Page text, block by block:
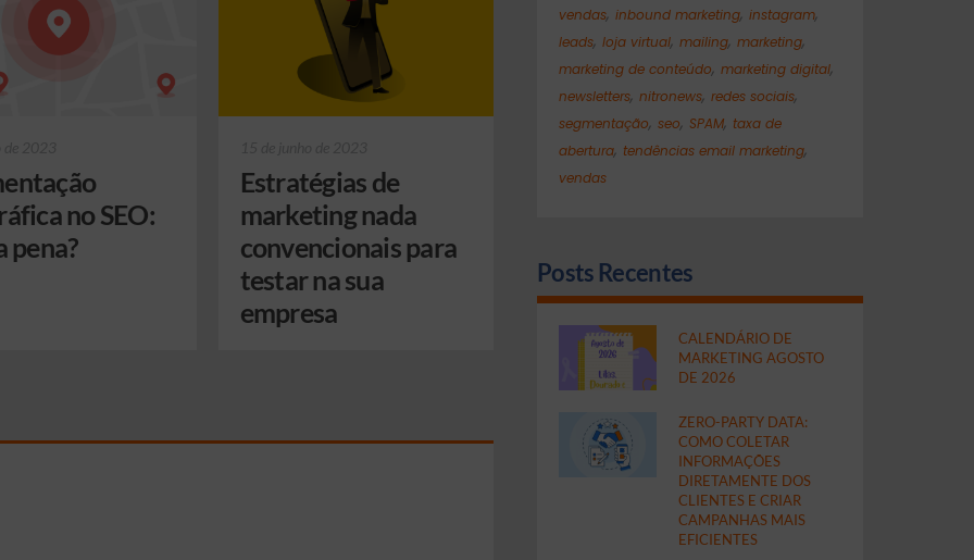
no SEO:
pena?
Estratégias de
marketing nada
convencionais para
testar na sua
empresa
vendas, inbound marketing, instagram,
leads, loja virtual, mailing, marketing,
marketing de conteúdo, marketing digital,
newsletters, nitronews, redes sociais,
segmentação, seo, SPAM, taxa de
abertura, tendências email marketing,
vendas
Posts Recentes
CALENDÁRIO DE
MARKETING AGOSTO
DE 2026
ZERO-PARTY DATA:
COMO COLETAR
INFORMAÇÕES
DIRETAMENTE DOS
CLIENTES E CRIAR
CAMPANHAS MAIS
EFICIENTES